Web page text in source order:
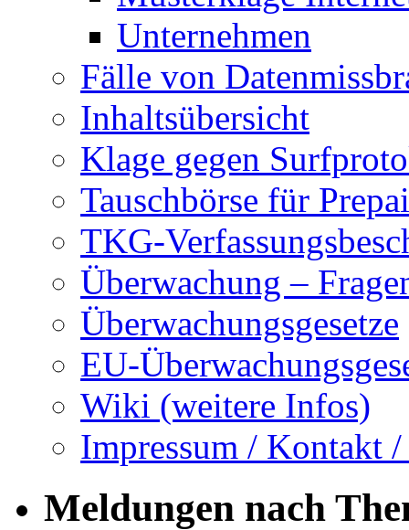
Unternehmen
Fälle von
Inhaltsübersicht
Klage gegen
Tauschbörse für
TKG-
Überwachung –
Überwachungsgesetze
EU-
Wiki (weitere Infos)
Impressum / Kontakt
Meldungen nach